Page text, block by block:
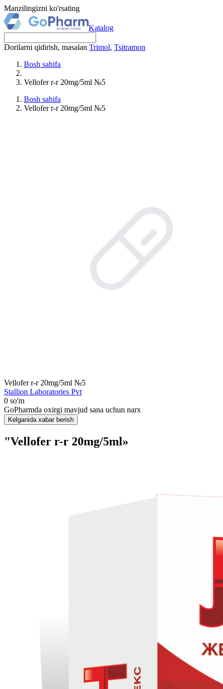
Manzilingizni ko'rsating
Katalog
Dorilarni qidirish, masalan Trimol, Tsitramon
Bosh sahifa
Vellofer r-r 20mg/5ml №5
Bosh sahifa
Vellofer r-r 20mg/5ml №5
Vellofer r-r 20mg/5ml №5
Stallion Laboratories Pvt
0 so'm
GoPharmda oxirgi mavjud sana uchun narx
Kelganida xabar berish
"Vellofer r-r 20mg/5ml»